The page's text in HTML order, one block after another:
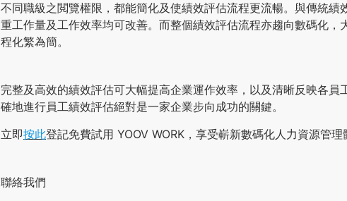
不同職級之閲覽權限，都能簡化及使績效評估流程更流暢。與傳統績
重工作量及工作效率均可改善。而整個績效評估流程亦趨向數碼化，
程化繁為簡。
完整及高效的績效評估可大幅提高企業運作效率，以及清晰反映各員
確地進行員工績效評估絕對是一家企業步向成功的關鍵。
立即按此登記免費試用 YOOV WORK，享受嶄新數碼化人力資源管理
聯絡我們